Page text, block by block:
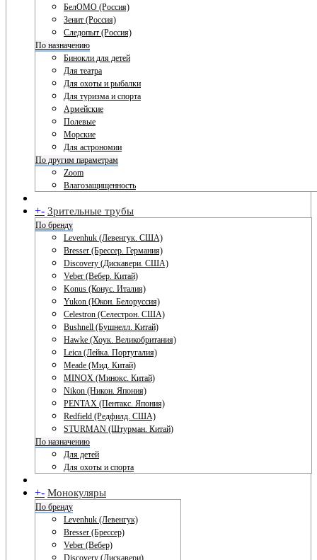
БелОМО (Россия)
Зенит (Россия)
Следопыт (Россия)
По назначению
Бинокли для детей
Для театра
Для охоты и рыбалки
Для туризма и спорта
Армейские
Полевые
Морские
Для астрономии
По другим параметрам
Zoom
Влагозащищенность
+- Зрительные трубы
По бренду
Levenhuk (Левенгук. США)
Bresser (Брессер. Германия)
Discovery (Дискавери. США)
Veber (Вебер. Китай)
Konus (Конус. Италия)
Yukon (Юкон. Белоруссия)
Celestron (Селестрон. США)
Bushnell (Бушнелл. Китай)
Hawke (Хоук. Великобритания)
Leica (Лейка. Португалия)
Meade (Мид. Китай)
MINOX (Минокс. Китай)
Nikon (Никон. Япония)
PENTAX (Пентакс. Япония)
Redfield (Редфилд. США)
STURMAN (Штурман. Китай)
По назначению
Для детей
Для охоты и спорта
+- Монокуляры
По бренду
Levenhuk (Левенгук)
Bresser (Брессер)
Veber (Вебер)
Discovery (Дискавери)